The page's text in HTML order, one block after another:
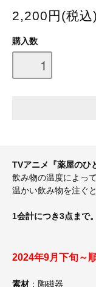
2,200円(税込)
購入数
TVアニメ『薬屋のひ
飲み物の温度によっ
温かい飲み物を注ぐ
1会計につき3点まで。
2024年9月下旬～
素材 ：陶磁器